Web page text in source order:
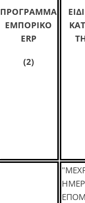
ΠΡΟΓΡΑΜΜΑ
ΕΜΠΟΡΙΚΟ
ERP
(2)